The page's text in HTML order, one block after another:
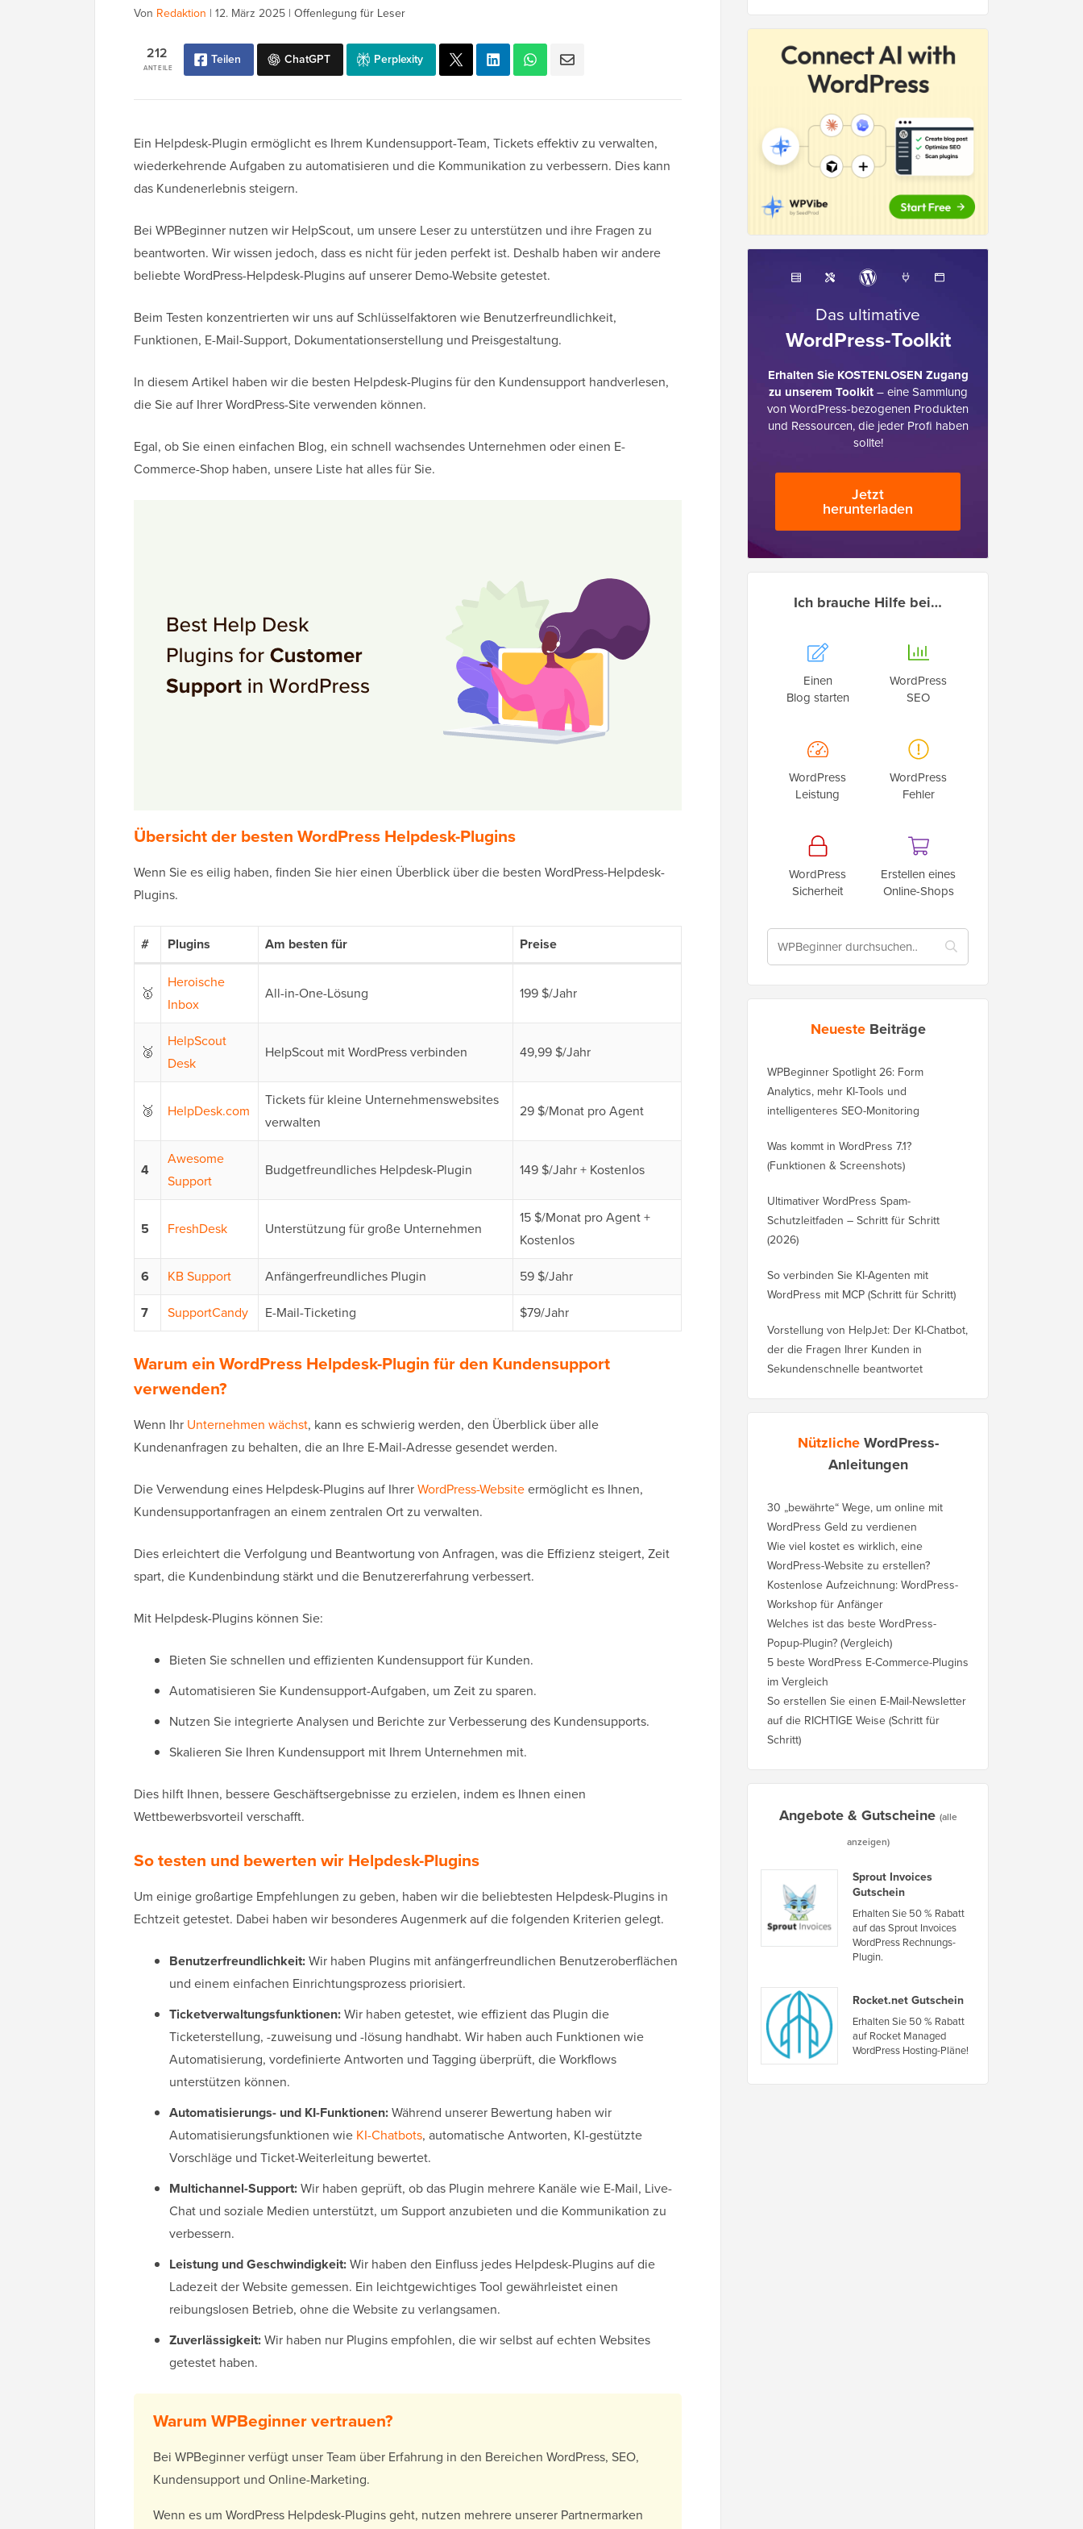
Von Redaktion | 12. März 2025 | Offenlegung für Leser
ANTEILE
212 Teilen ChatGPT Perplexity
Ein Helpdesk-Plugin ermöglicht es Ihrem Kundensupport-Team, Tickets effektiv zu verwalten,
wiederkehrende Aufgaben zu automatisieren und die Kommunikation zu verbessern. Dies kann
das Kundenerlebnis steigern.
Bei WPBeginner nutzen wir HelpScout, um unsere Leser zu unterstützen und ihre Fragen zu
beantworten. Wir wissen jedoch, dass es nicht für jeden perfekt ist. Deshalb haben wir andere
beliebte WordPress-Helpdesk-Plugins auf unserer Demo-Website getestet.
Beim Testen konzentrierten wir uns auf Schlüsselfaktoren wie Benutzerfreundlichkeit,
Funktionen, E-Mail-Support, Dokumentationserstellung und Preisgestaltung.
In diesem Artikel haben wir die besten Helpdesk-Plugins für den Kundensupport handverlesen,
die Sie auf Ihrer WordPress-Site verwenden können.
Egal, ob Sie einen einfachen Blog, ein schnell wachsendes Unternehmen oder einen E-
Commerce-Shop haben, unsere Liste hat alles für Sie.
Übersicht der besten WordPress Helpdesk-Plugins
Wenn Sie es eilig haben, finden Sie hier einen Überblick über die besten WordPress-Helpdesk-
Plugins.
# Plugins Am besten für Preise
🥇
Heroische
Inbox
All-in-One-Lösung 199 $/Jahr
🥈
HelpScout
Desk
HelpScout mit WordPress verbinden 49,99 $/Jahr
🥉 HelpDesk.com
Tickets für kleine Unternehmenswebsites
verwalten
29 $/Monat pro Agent
4
Awesome
Support
Budgetfreundliches Helpdesk-Plugin 149 $/Jahr + Kostenlos
5 FreshDesk Unterstützung für große Unternehmen
15 $/Monat pro Agent +
Kostenlos
6
KB Support Anfängerfreundliches Plugin
59 $/Jahr
7
SupportCandy E-Mail-Ticketing $79/Jahr
Warum ein WordPress Helpdesk-Plugin für den Kundensupport
verwenden?
Wenn Ihr Unternehmen wächst, kann es schwierig werden, den Überblick über alle
Kundenanfragen zu behalten, die an Ihre E-Mail-Adresse gesendet werden.
Die Verwendung eines Helpdesk-Plugins auf IhrerWordPress-Websiteermöglicht es Ihnen,
Kundensupportanfragen an einem zentralen Ort zu verwalten.
Dies erleichtert die Verfolgung und Beantwortung von Anfragen, was die Effizienz steigert, Zeit
spart, die Kundenbindung stärkt und die Benutzererfahrung verbessert.
Mit Helpdesk-Plugins können Sie:
Bieten Sie schnellen und effizienten Kundensupport für Kunden.
Automatisieren Sie Kundensupport-Aufgaben, um Zeit zu sparen.
Nutzen Sie integrierte Analysen und Berichte zur Verbesserung des Kundensupports.
Skalieren Sie Ihren Kundensupport mit Ihrem Unternehmen mit.
Dies hilft Ihnen, bessere Geschäftsergebnisse zu erzielen, indem es Ihnen einen
Wettbewerbsvorteil verschafft.
So testen und bewerten wir Helpdesk-Plugins
Um einige großartige Empfehlungen zu geben, haben wir die beliebtesten Helpdesk-Plugins in
Echtzeit getestet. Dabei haben wir besonderes Augenmerk auf die folgenden Kriterien gelegt.
Benutzerfreundlichkeit:Wir haben Plugins mit anfängerfreundlichen Benutzeroberflächen
und einem einfachen Einrichtungsprozess priorisiert.
Ticketverwaltungsfunktionen:Wir haben getestet, wie effizient das Plugin die
Ticketerstellung, -zuweisung und -lösung handhabt. Wir haben auch Funktionen wie
Automatisierung, vordefinierte Antworten und Tagging überprüft, die Workflows
unterstützen können.
Automatisierungs- und KI-Funktionen:Während unserer Bewertung haben wir
Automatisierungsfunktionen wie KI-Chatbots, automatische Antworten, KI-gestützte
Vorschläge und Ticket-Weiterleitung bewertet.
Multichannel-Support:Wir haben geprüft, ob das Plugin mehrere Kanäle wie E-Mail, Live-
Chat und soziale Medien unterstützt, um Support anzubieten und die Kommunikation zu
verbessern.
Leistung und Geschwindigkeit:Wir haben den Einfluss jedes Helpdesk-Plugins auf die
Ladezeit der Website gemessen. Ein leichtgewichtiges Tool gewährleistet einen
reibungslosen Betrieb, ohne die Website zu verlangsamen.
Zuverlässigkeit:Wir haben nur Plugins empfohlen, die wir selbst auf echten Websites
getestet haben.
Warum WPBeginner vertrauen?
Bei WPBeginner verfügt unser Team über Erfahrung in den Bereichen WordPress, SEO,
Kundensupport und Online-Marketing.
Wenn es um WordPress Helpdesk-Plugins geht, nutzen mehrere unserer Partnermarken
Das ultimative
WordPress-Toolkit
Erhalten Sie KOSTENLOSEN Zugang
zu unserem Toolkit– eine Sammlung
von WordPress-bezogenen Produkten
und Ressourcen, die jeder Profi haben
sollte!
Jetzt
herunterladen
Ich brauche Hilfe bei…
Einen
Blog starten
WordPress
SEO
WordPress
Leistung
WordPress
Fehler
WordPress
Sicherheit
Erstellen eines
Online-Shops
Neueste Beiträge
WPBeginner Spotlight 26: Form
Analytics, mehr KI-Tools und
intelligenteres SEO-Monitoring
Was kommt in WordPress 7.1?
(Funktionen & Screenshots)
Ultimativer WordPress Spam-
Schutzleitfaden – Schritt für Schritt
(2026)
So verbinden Sie KI-Agenten mit
WordPress mit MCP (Schritt für Schritt)
Vorstellung von HelpJet: Der KI-Chatbot,
der die Fragen Ihrer Kunden in
Sekundenschnelle beantwortet
NützlicheWordPress-
Anleitungen
30 „bewährte“ Wege, um online mit
WordPress Geld zu verdienen
Wie viel kostet es wirklich, eine
WordPress-Website zu erstellen?
Kostenlose Aufzeichnung: WordPress-
Workshop für Anfänger
Welches ist das beste WordPress-
Popup-Plugin? (Vergleich)
5 beste WordPress E-Commerce-Plugins
im Vergleich
So erstellen Sie einen E-Mail-Newsletter
auf die RICHTIGE Weise (Schritt für
Schritt)
Angebote & Gutscheine (alle
anzeigen)
Sprout Invoices
Gutschein
Erhalten Sie 50 % Rabatt
auf das Sprout Invoices
WordPress Rechnungs-
Plugin.
Rocket.net Gutschein
Erhalten Sie 50 % Rabatt
auf Rocket Managed
WordPress Hosting-Pläne!